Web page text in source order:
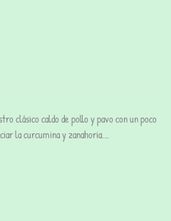
clásico caldo de pollo y pavo con un poco
la curcumina y zanahoria.…